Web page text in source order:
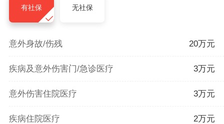
有社保 无社保
意外身故/伤残 20万元
疾病及意外伤害门/急诊医疗 3万元
意外伤害住院医疗 3万元
疾病住院医疗 2万元